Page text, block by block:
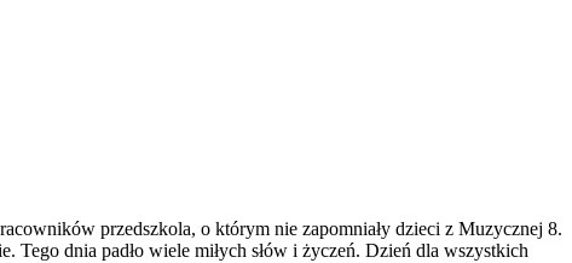
przedszkola, o którym nie zapomniały dzieci z Muzycznej 8.
dnia padło wiele miłych słów i życzeń. Dzień dla wszystkich